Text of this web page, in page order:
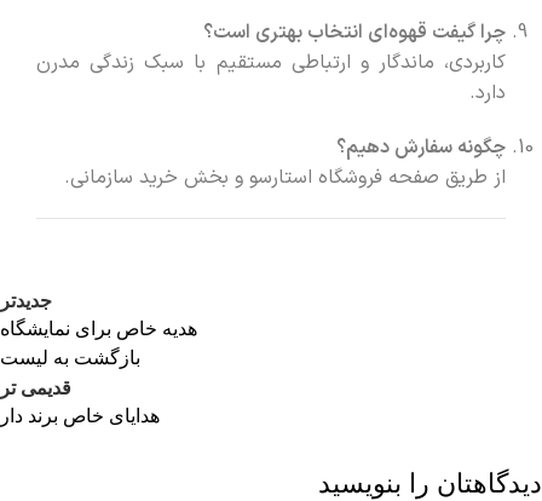
چرا گیفت قهوه‌ای انتخاب بهتری است؟
کاربردی، ماندگار و ارتباطی مستقیم با سبک زندگی مدرن
دارد.
چگونه سفارش دهیم؟
از طریق صفحه فروشگاه استارسو و بخش خرید سازمانی.
جدیدتر
هدیه خاص برای نمایشگاه
بازگشت به لیست
قدیمی تر
هدایای خاص برند دار
دیدگاهتان را بنویسید